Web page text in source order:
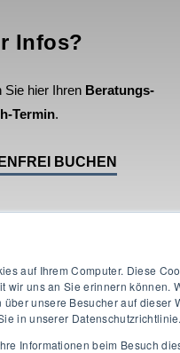
auf Ihrem Computer. Diese
wir uns an Sie erinnern können.
unsere Besucher auf
in unserer Datenschutzrichtlinie.
Informationen beim Besuch
Infos?
Sie hier Ihren Beratungs-
Termin.
BUCHEN